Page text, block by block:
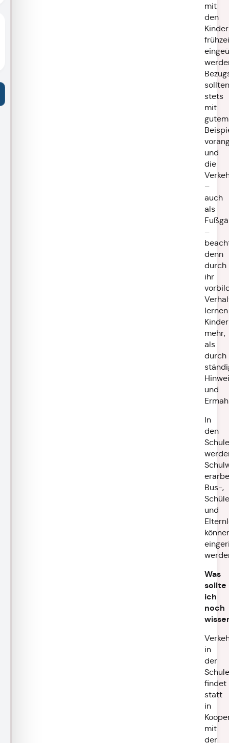
mit
den
sollten
stets
mit
gutem
und
die
–
auch
als
–
denn
durch
ihr
lernen
Kinder
mehr,
als
durch
und
In
den
Bus-,
und
Was
sollte
ich
noch
in
der
Schule
findet
statt
in
mit
der